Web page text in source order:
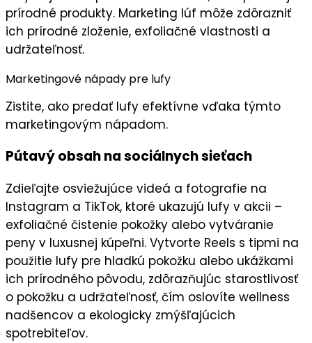
prírodné produkty. Marketing lúf môže zdôrazniť
ich prírodné zloženie, exfoliačné vlastnosti a
udržateľnosť.
Marketingové nápady pre lufy
Zistite, ako predať lufy efektívne vďaka týmto
marketingovým nápadom.
Pútavý obsah na sociálnych sieťach
Zdieľajte osviežujúce videá a fotografie na
Instagram a TikTok, ktoré ukazujú lufy v akcii –
exfoliačné čistenie pokožky alebo vytváranie
peny v luxusnej kúpeľni. Vytvorte Reels s tipmi na
použitie lufy pre hladkú pokožku alebo ukážkami
ich prírodného pôvodu, zdôrazňujúc starostlivosť
o pokožku a udržateľnosť, čím oslovíte wellness
nadšencov a ekologicky zmýšľajúcich
spotrebiteľov.